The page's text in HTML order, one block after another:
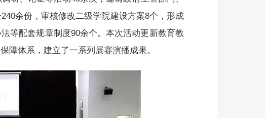
余份，审核修改二级学院建设方案8个，形成
等配套规章制度90余个。本次活动更新教育教
障体系，建立了一系列展赛演播成果。